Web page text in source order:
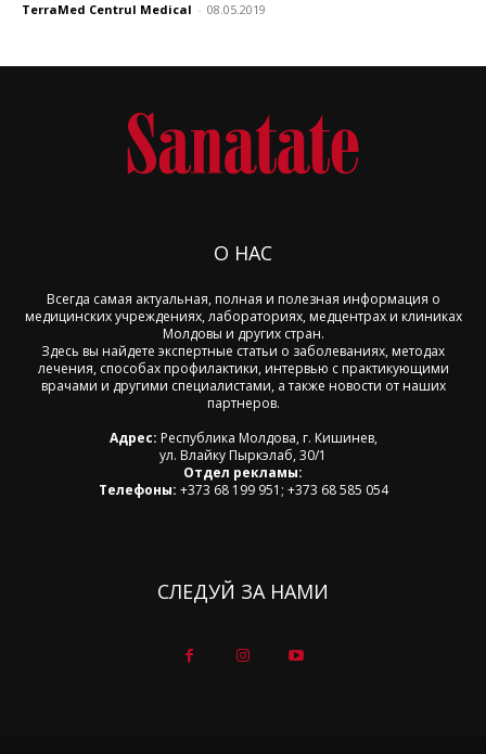
TerraMed Centrul Medical - 08.05.2019
О НАС
Всегда самая актуальная, полная и полезная информация о
медицинских учреждениях, лабораториях, медцентрах и клиниках
Молдовы и других стран.
Здесь вы найдете экспертные статьи о заболеваниях, методах
лечения, способах профилактики, интервью с практикующими
врачами и другими специалистами, а также новости от наших
партнеров.
Адрес: Республика Молдова, г. Кишинев,
ул. Влайку Пыркэлаб, 30/1
Отдел рекламы:
Телефоны: +373 68 199 951; +373 68 585 054
СЛЕДУЙ ЗА НАМИ